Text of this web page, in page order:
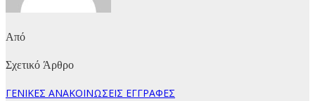
Από
Σχετικό Άρθρο
ΓΕΝΙΚΕΣ ΑΝΑΚΟΙΝΩΣΕΙΣ ΕΓΓΡΑΦΕΣ